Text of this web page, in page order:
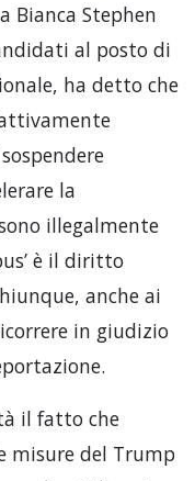
Bianca Stephen
al posto di
ha detto che
la
illegalmente
è il diritto
anche ai
in giudizio
il fatto che
misure del Trump